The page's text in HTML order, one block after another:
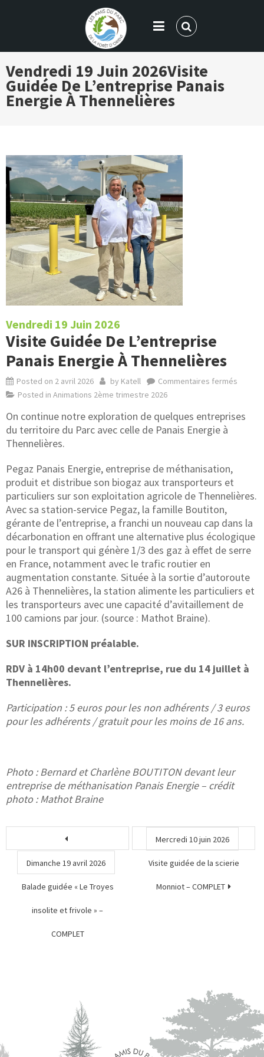
LES AMIS DU PARC DE LA FORÊT
D'ORIENT
Vendredi 19 Juin 2026Visite
Guidée De L’entreprise Panais
Energie À Thennelières
Vendredi 19 Juin 2026
Visite Guidée De L’entreprise
Panais Energie À Thennelières
Posted on 2 avril 2026 by Katell
Commentaires fermés
Posted in Animations 2ème trimestre 2026
On continue notre exploration de quelques entreprises
du territoire du Parc avec celle de Panais Energie à
Thennelières.
Pegaz Panais Energie, entreprise de méthanisation,
produit et distribue son biogaz aux transporteurs et
particuliers sur son exploitation agricole de Thennelières.
Avec sa station-service Pegaz, la famille Boutiton,
gérante de l’entreprise, a franchi un nouveau cap dans la
décarbonation en offrant une alternative plus écologique
pour le transport qui génère 1/3 des gaz à effet de serre
en France, notamment avec le trafic routier en
augmentation constante. Située à la sortie d’autoroute
A26 à Thennelières, la station alimente les particuliers et
les transporteurs avec une capacité d’avitaillement de
100 camions par jour. (source : Mathot Braine).
SUR INSCRIPTION préalable.
RDV à 14h00 devant l’entreprise, rue du 14 juillet à
Thennelières.
Participation : 5 euros pour les non adhérents / 3 euros
pour les adhérents / gratuit pour les moins de 16 ans.
Photo : Bernard et Charlène BOUTITON devant leur
entreprise de méthanisation Panais Energie – crédit
photo : Mathot Braine
Dimanche 19 avril 2026
Balade guidée « Le Troyes
insolite et frivole » –
COMPLET
Mercredi 10 juin 2026
Visite guidée de la scierie
Monniot – COMPLET